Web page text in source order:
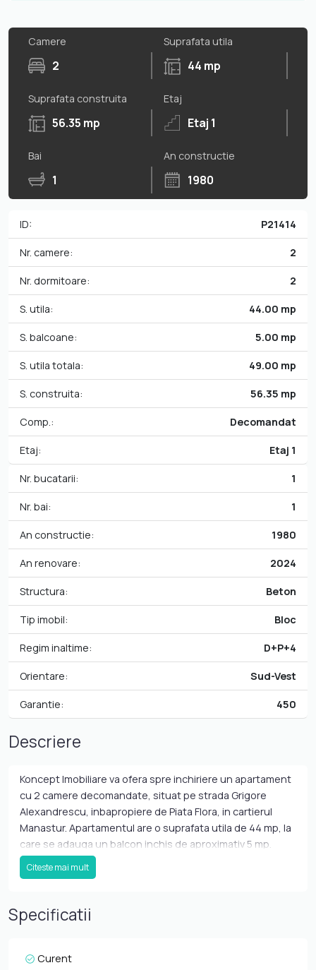
Camere
2
Suprafata utila
44 mp
Suprafata construita
56.35 mp
Etaj
Etaj 1
Bai
1
An constructie
1980
ID: P21414
Nr. camere: 2
Nr. dormitoare: 2
S. utila: 44.00 mp
S. balcoane: 5.00 mp
S. utila totala: 49.00 mp
S. construita: 56.35 mp
Comp.: Decomandat
Etaj: Etaj 1
Nr. bucatarii: 1
Nr. bai: 1
An constructie: 1980
An renovare: 2024
Structura: Beton
Tip imobil: Bloc
Regim inaltime: D+P+4
Orientare: Sud-Vest
Garantie: 450
Descriere
Koncept Imobiliare va ofera spre inchiriere un apartament
cu 2 camere decomandate, situat pe strada Grigore
Alexandrescu, inbapropiere de Piata Flora, in cartierul
Manastur. Apartamentul are o suprafata utila de 44 mp, la
care se adauga un balcon inchis de aproximativ 5 mp.
Apartamentul dispune de usa metalica la intrare, centrala
termica proprie cu incalzire in calorifere, acesta este
bucatarie, baie si un balcon cu acces din living. Locuinta
este complet mobilata si utilata, fiind pregatita pentru
proprietatii este pozitionarea excelenta, aproape de
Citeste mai mult
Specificatii
Curent